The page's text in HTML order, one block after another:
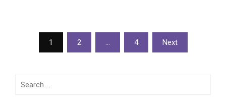
Posts
pagination
1 2 … 4 Next
Search